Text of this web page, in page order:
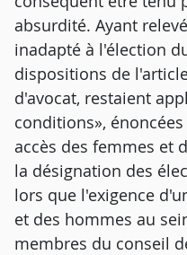
absurdité. Ayant
inadapté à l'élection
dispositions de
d'avocat, restaient
conditions»,
accès des femmes et
la désignation des
lors que l'exigence
et des hommes au
membres du conseil